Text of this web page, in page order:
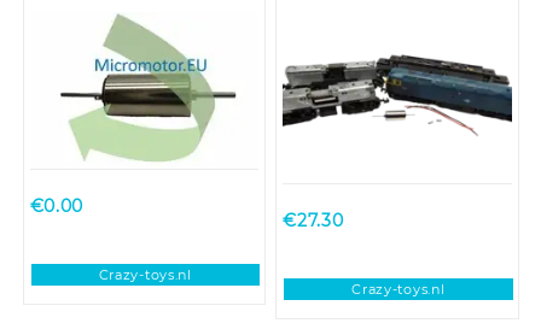
€0.00
Crazy-toys.nl
50, 52, 55, 56, 57, 91, AEC
Railcar
€27.30
Crazy-toys.nl